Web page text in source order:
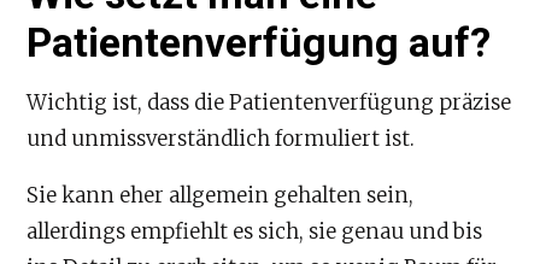
Patientenverfügung auf?
Wichtig ist, dass die Patientenverfügung präzise
und unmissverständlich formuliert ist.
Sie kann eher allgemein gehalten sein,
allerdings empfiehlt es sich, sie genau und bis